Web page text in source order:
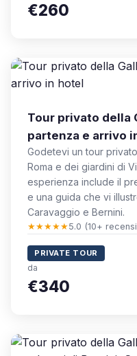
€260
Tour privato della
partenza e arrivo
Godetevi un tour
Roma e dei giardini di
esperienza include il
e una guida che vi
Caravaggio e Bernini.
★★★★★5.0 (10+
PRIVATE TOUR
da
€340